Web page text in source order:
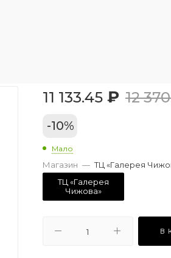
11 133.45 ₽ 12
-10%
Мало
Магазин — ТЦ «Галерея
ТЦ «Галерея
Чижова»
В